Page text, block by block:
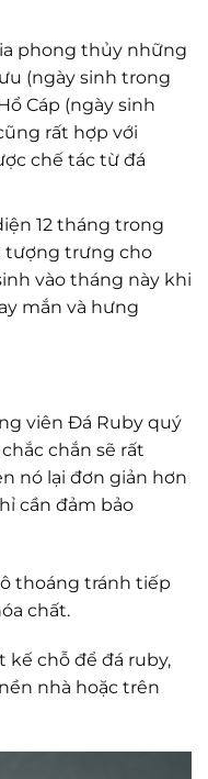
phong thủy những
(ngày sinh trong
Cáp (ngày sinh
rất hợp với
chế tác từ đá
12 tháng trong
tượng trưng cho
vào tháng này khi
mắn và hưng
viên Đá Ruby quý
chắn sẽ rất
nó lại đơn giản hơn
cần đảm bảo
thoáng tránh tiếp
chất.
kế chỗ để đá ruby,
nhà hoặc trên